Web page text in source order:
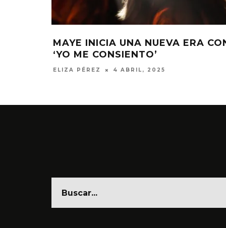
RØZ Y MAYE SE JUNTAN PARA
‘HERIDAS PT. 2’
ELIZA PÉREZ 14 ABRIL, 2023